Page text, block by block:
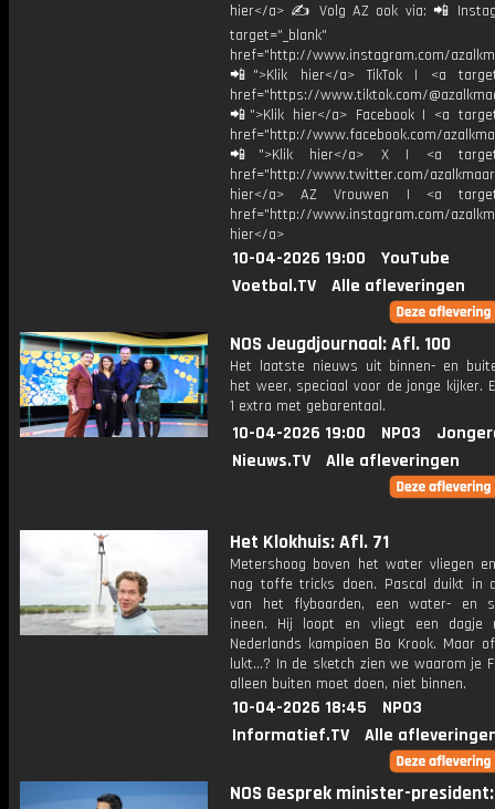
hier</a> ✍ Volg AZ ook via: 📲
target="_blank"
href="http://www.instagram.com/
📲">Klik hier</a> TikTok | <a
href="https://www.tiktok.com/
📲">Klik hier</a> Facebook | <a
href="http://www.facebook.com/
📲">Klik hier</a> X | <a
href="http://www.twitter.com/
hier</a> AZ Vrouwen | <a
href="http://www.instagram.com/
hier</a>
10-04-2026 19:00
YouTube
Voetbal.TV
Alle afleveringen
NOS Jeugdjournaal: Afl. 100
Het laatste nieuws uit binnen- en
het weer, speciaal voor de jonge kijker.
1 extra met gebarentaal.
10-04-2026 19:00 NPO3
Nieuws.TV
Alle afleveringen
Het Klokhuis: Afl. 71
Metershoog boven het water vliegen
nog toffe tricks doen. Pascal duikt in
van het flyboarden, een water- en
ineen. Hij loopt en vliegt een dagje
Nederlands kampioen Bo Krook. Maar
lukt...? In de sketch zien we waarom je
alleen buiten moet doen, niet binnen.
10-04-2026 18:45
NPO3
Informatief.TV
Alle
NOS Gesprek minister-